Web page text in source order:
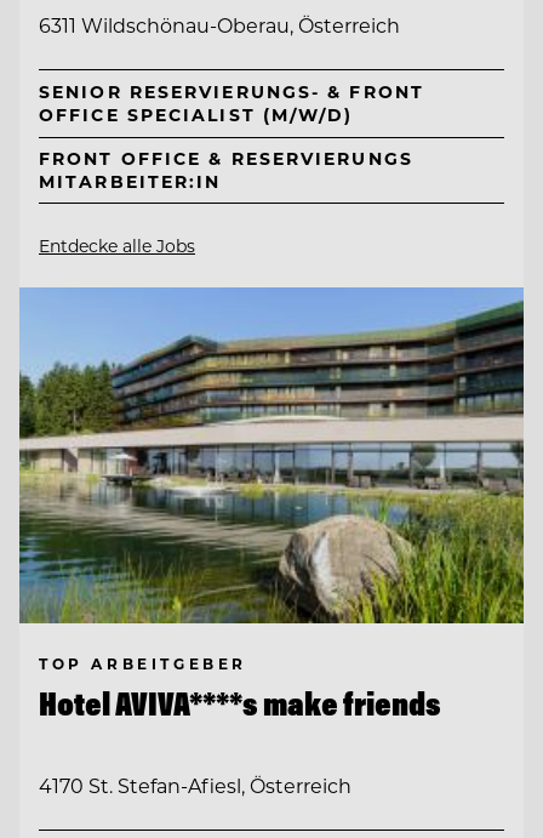
6311 Wildschönau-Oberau, Österreich
SENIOR RESERVIERUNGS- & FRONT
OFFICE SPECIALIST (M/W/D)
FRONT OFFICE & RESERVIERUNGS
MITARBEITER:IN
Entdecke alle Jobs
TOP ARBEITGEBER
Hotel AVIVA****s make friends
4170 St. Stefan-Afiesl, Österreich